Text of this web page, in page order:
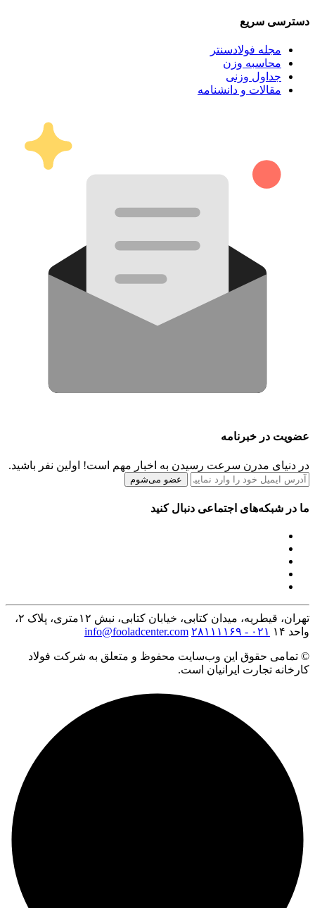
دسترسی سریع
مجله فولادسنتر
محاسبه وزن
جداول وزنی
مقالات و دانشنامه
عضویت در خبرنامه
در دنیای مدرن سرعت رسیدن به اخبار مهم است! اولین نفر باشید.
عضو می‌شوم
ما در شبکه‌های اجتماعی دنبال کنید
تهران، قیطریه، میدان کتابی، خیابان کتابی، نبش ۱۲متری، پلاک ۲،
واحد ۱۴
۰۲۱ - ۲۸۱۱۱۱۶۹ info@fooladcenter.com
© تمامی حقوق این وب‌سایت محفوظ و متعلق به شرکت فولاد
کارخانه تجارت ایرانیان است.